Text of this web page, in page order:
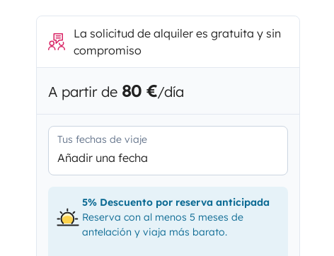
La solicitud de alquiler es gratuita y sin
compromiso
A partir de 80 €/día
Tus fechas de viaje
Añadir una fecha
5% Descuento por reserva anticipada
Reserva con al menos 5 meses de
antelación y viaja más barato.